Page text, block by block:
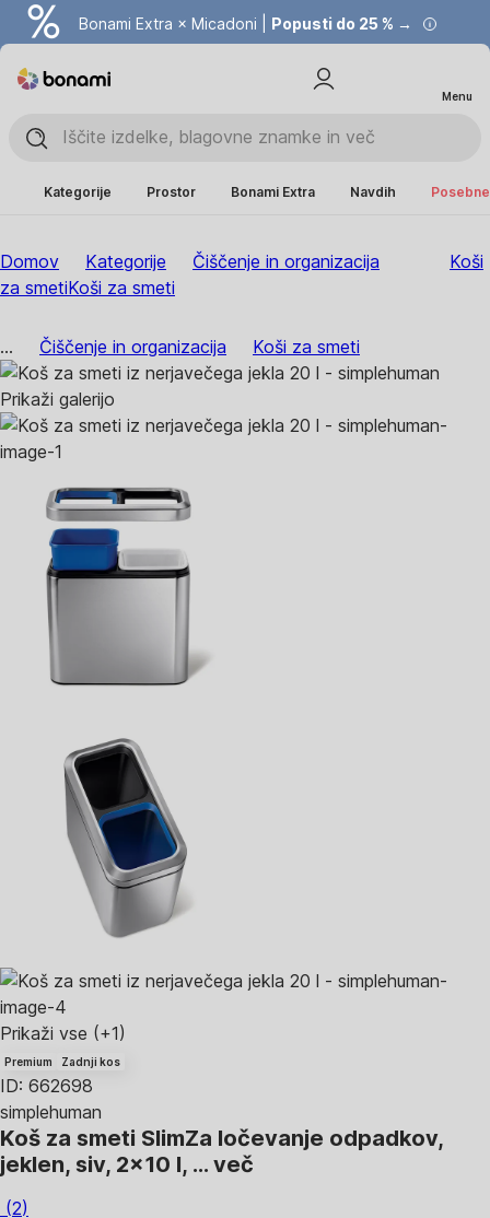
Bonami Extra × Micadoni | Popusti do 25 % →
Menu
Kategorije Prostor Bonami Extra Navdih
Domov Kategorije Čiščenje in organizacija
Koši
za smetiKoši za smeti
... Čiščenje in organizacija Koši za smeti
Prikaži galerijo
Prikaži vse (+1)
Premium Zadnji kos
ID: 662698
simplehuman
Koš za smeti SlimZa ločevanje odpadkov,
jeklen, siv, 2x10 l, … več
(2)